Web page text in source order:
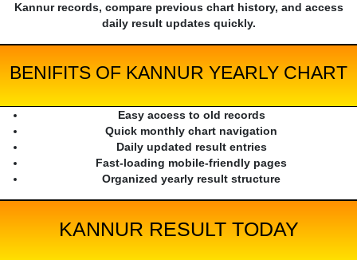
Kannur records, compare previous chart history, and access
daily result updates quickly.
BENIFITS OF KANNUR YEARLY CHART
Easy access to old records
Quick monthly chart navigation
Daily updated result entries
Fast-loading mobile-friendly pages
Organized yearly result structure
KANNUR RESULT TODAY